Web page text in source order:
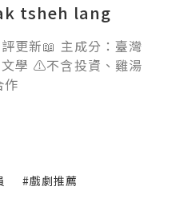
tsheh lang
更新📖 主成分：臺灣
學 ⚠️不含投資、雞湯
作
#戲劇推薦